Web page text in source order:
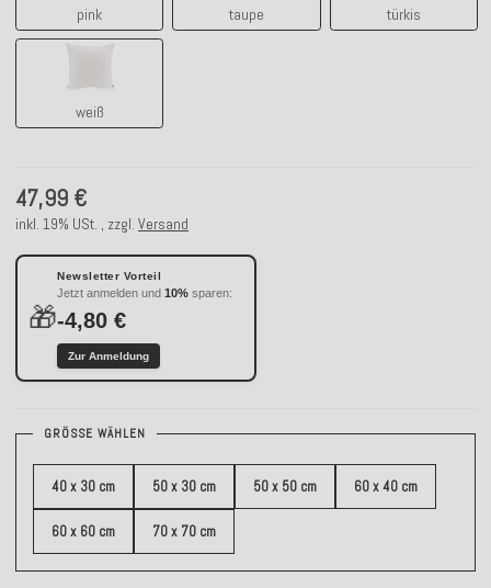
pink taupe türkis
weiß
weiß
47,99 €
inkl. 19% USt. , zzgl. Versand
🎁
Newsletter Vorteil
Jetzt anmelden und 10% sparen:
-4,80 €
Zur Anmeldung
GRÖSSE WÄHLEN
40 x 30 cm 50 x 30 cm 50 x 50 cm 60 x 40 cm
60 x 60 cm 70 x 70 cm